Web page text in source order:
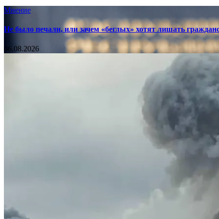
Мнение
Не было печали, или зачем «беглых» хотят лишать
06.08.2026